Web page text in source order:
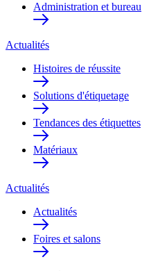
Administration et bureau
Actualités
Histoires de réussite
Solutions d'étiquetage
Tendances des étiquettes
Matériaux
Actualités
Actualités
Foires et salons